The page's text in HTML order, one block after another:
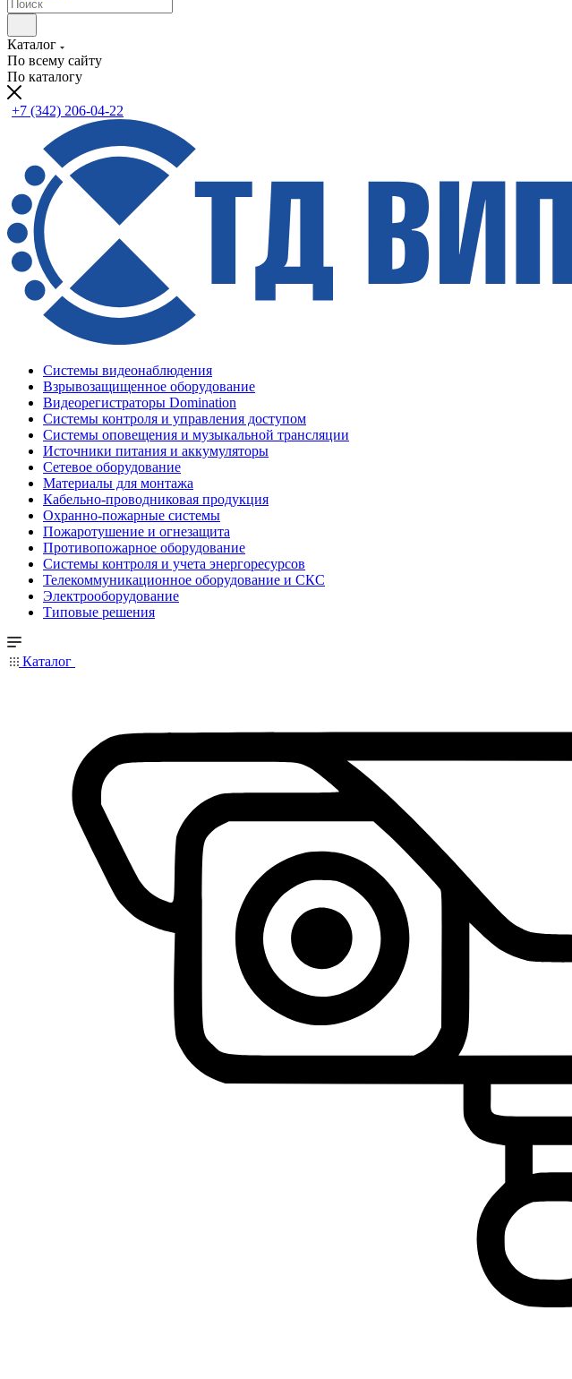
Каталог
По всему сайту
По каталогу
+7 (342) 206-04-22
Системы видеонаблюдения
Взрывозащищенное оборудование
Видеорегистраторы Domination
Системы контроля и управления доступом
Системы оповещения и музыкальной трансляции
Источники питания и аккумуляторы
Сетевое оборудование
Материалы для монтажа
Кабельно-проводниковая продукция
Охранно-пожарные системы
Пожаротушение и огнезащита
Противопожарное оборудование
Системы контроля и учета энергоресурсов
Телекоммуникационное оборудование и СКС
Электрооборудование
Типовые решения
Каталог